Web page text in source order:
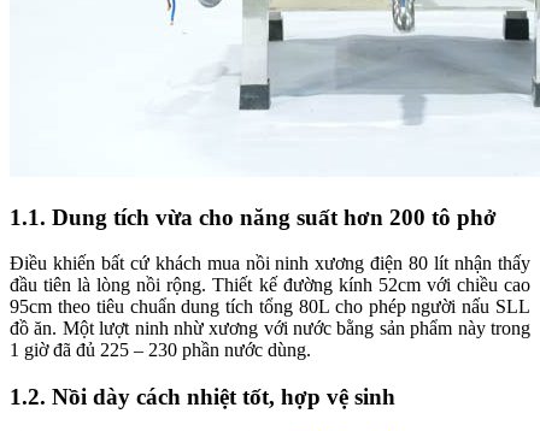
1.1. Dung tích vừa cho năng suất hơn 200 tô phở
Điều khiến bất cứ khách mua nồi ninh xương điện 80 lít nhận thấy
đầu tiên là lòng nồi rộng. Thiết kế đường kính 52cm với chiều cao
95cm theo tiêu chuẩn dung tích tổng 80L cho phép người nấu SLL
đồ ăn. Một lượt ninh nhừ xương với nước bằng sản phẩm này trong
1 giờ đã đủ 225 – 230 phần nước dùng.
1.2. Nồi dày cách nhiệt tốt, hợp vệ sinh